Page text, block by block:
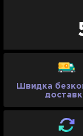
Швидка